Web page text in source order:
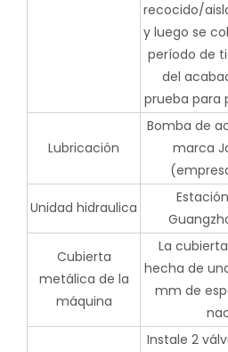
recocido/
y luego se
período de
del
prueba para
Lubricación
Bomba de
marca
Unidad hidraulica
Cubierta
metálica de la
máquina
La
hecha de
mm de
Instale 2